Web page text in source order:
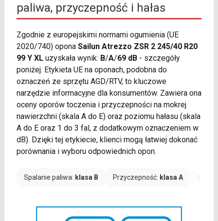
paliwa, przyczepność i hałas
Zgodnie z europejskimi normami ogumienia (UE
2020/740) opona Sailun Atrezzo ZSR 2 245/40 R20
99 Y XLuzyskała wynik: B/A/69 dB- szczegóły
poniżej. Etykieta UE na oponach, podobna do
oznaczeń ze sprzętu AGD/RTV, to kluczowe
narzędzie informacyjne dla konsumentów. Zawiera ona
oceny oporów toczenia i przyczepności na mokrej
nawierzchni (skala A do E) oraz poziomu hałasu (skala
A do E oraz 1 do 3 fal, z dodatkowym oznaczeniem w
dB). Dzięki tej etykiecie, klienci mogą łatwiej dokonać
porównania i wyboru odpowiednich opon.
Spalanie paliwa: klasa B Przyczepność: klasa A Hałas: